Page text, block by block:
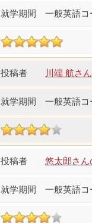
一般英語コ
川端 航さ
一般英語コ
悠太郎さん
一般英語コ